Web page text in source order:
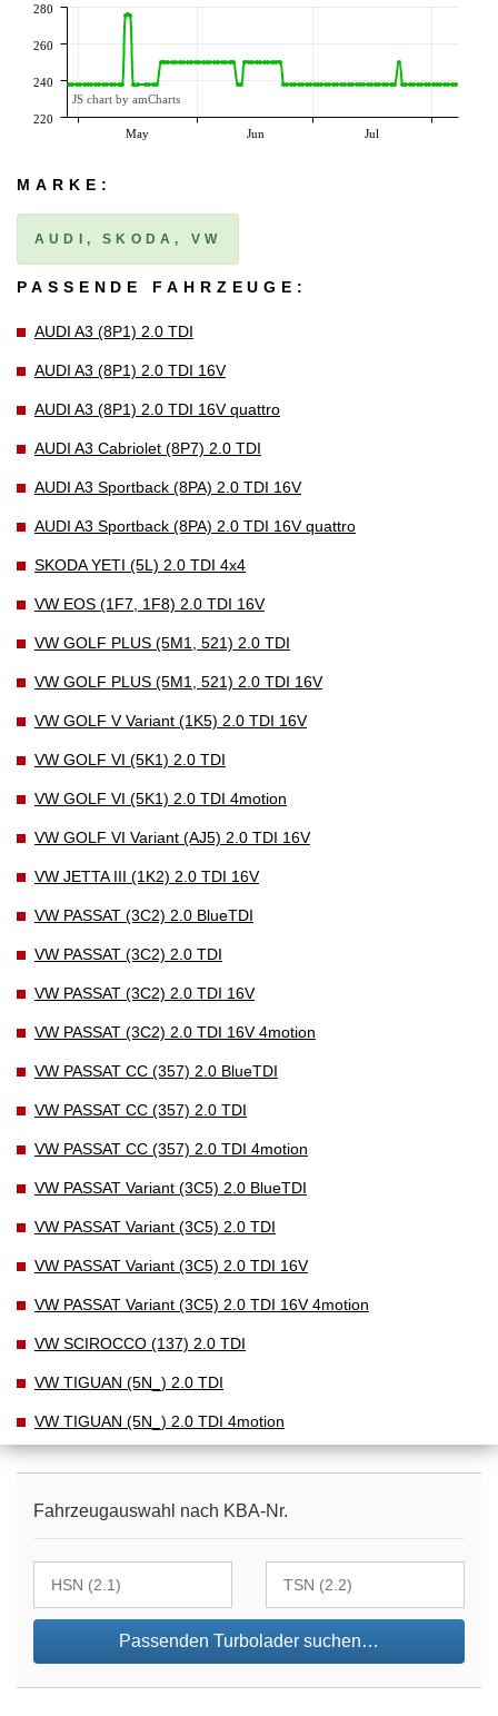
May Jun Jul
220
240
260
280
JS chart by amCharts
MARKE:
AUDI, SKODA, VW
PASSENDE FAHRZEUGE:
AUDI A3 (8P1) 2.0 TDI
AUDI A3 (8P1) 2.0 TDI 16V
AUDI A3 (8P1) 2.0 TDI 16V quattro
AUDI A3 Cabriolet (8P7) 2.0 TDI
AUDI A3 Sportback (8PA) 2.0 TDI 16V
AUDI A3 Sportback (8PA) 2.0 TDI 16V quattro
SKODA YETI (5L) 2.0 TDI 4x4
VW EOS (1F7, 1F8) 2.0 TDI 16V
VW GOLF PLUS (5M1, 521) 2.0 TDI
VW GOLF PLUS (5M1, 521) 2.0 TDI 16V
VW GOLF V Variant (1K5) 2.0 TDI 16V
VW GOLF VI (5K1) 2.0 TDI
VW GOLF VI (5K1) 2.0 TDI 4motion
VW GOLF VI Variant (AJ5) 2.0 TDI 16V
VW JETTA III (1K2) 2.0 TDI 16V
VW PASSAT (3C2) 2.0 BlueTDI
VW PASSAT (3C2) 2.0 TDI
VW PASSAT (3C2) 2.0 TDI 16V
VW PASSAT (3C2) 2.0 TDI 16V 4motion
VW PASSAT CC (357) 2.0 BlueTDI
VW PASSAT CC (357) 2.0 TDI
VW PASSAT CC (357) 2.0 TDI 4motion
VW PASSAT Variant (3C5) 2.0 BlueTDI
VW PASSAT Variant (3C5) 2.0 TDI
VW PASSAT Variant (3C5) 2.0 TDI 16V
VW PASSAT Variant (3C5) 2.0 TDI 16V 4motion
VW SCIROCCO (137) 2.0 TDI
VW TIGUAN (5N_) 2.0 TDI
VW TIGUAN (5N_) 2.0 TDI 4motion
Fahrzeugauswahl nach KBA-Nr.
Passenden Turbolader suchen…